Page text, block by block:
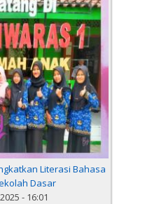
Literasi Bahasa
Dasar
- 16:01